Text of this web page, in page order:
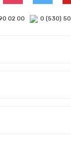
02 00 0 (530)